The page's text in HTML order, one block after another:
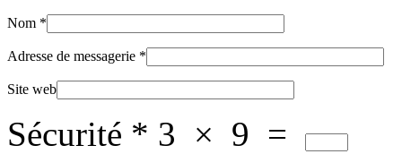
Nom *
Adresse de messagerie *
Site web
Sécurité * 3 × 9 =